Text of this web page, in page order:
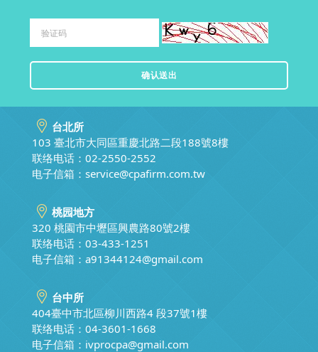
台北所
103 臺北市大同區重慶北路二段188號8樓
联络电话：02-2550-2552
电子信箱： service@cpafirm.com.tw
桃园地方
320 桃園市中壢區興農路80號2樓
联络电话：03-433-1251
电子信箱： a91344124@gmail.com
台中所
404臺中市北區柳川西路4 段37號1樓
联络电话：04-3601-1668
电子信箱： ivprocpa@gmail.com